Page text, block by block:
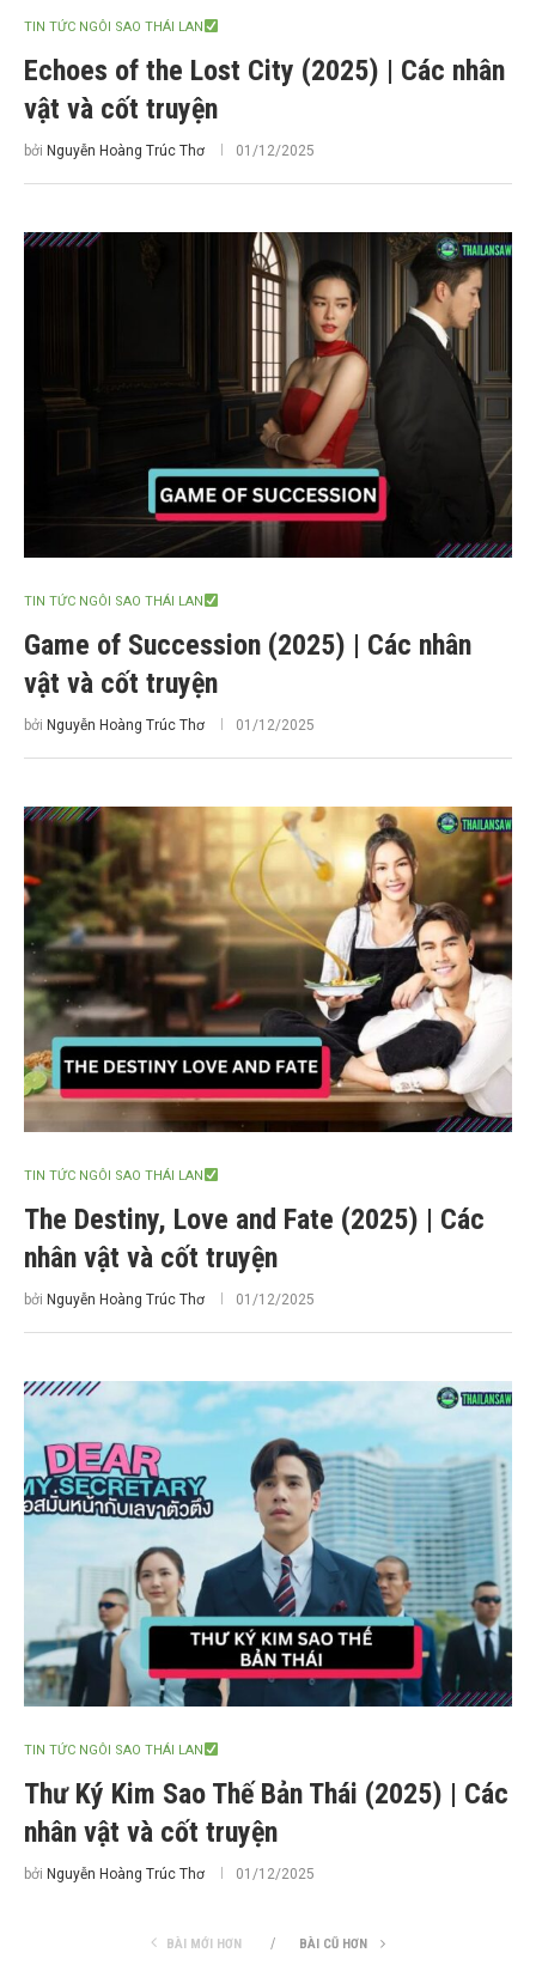
TIN TỨC NGÔI SAO THÁI LAN
Echoes of the Lost City (2025) | Các nhân
vật và cốt truyện
bởi Nguyễn Hoàng Trúc Thơ 01/12/2025
TIN TỨC NGÔI SAO THÁI LAN
Game of Succession (2025) | Các nhân
vật và cốt truyện
bởi Nguyễn Hoàng Trúc Thơ 01/12/2025
TIN TỨC NGÔI SAO THÁI LAN
The Destiny, Love and Fate (2025) | Các
nhân vật và cốt truyện
bởi Nguyễn Hoàng Trúc Thơ 01/12/2025
TIN TỨC NGÔI SAO THÁI LAN
Thư Ký Kim Sao Thế Bản Thái (2025) | Các
nhân vật và cốt truyện
bởi Nguyễn Hoàng Trúc Thơ 01/12/2025
BÀI MỚI HƠN BÀI CŨ HƠN